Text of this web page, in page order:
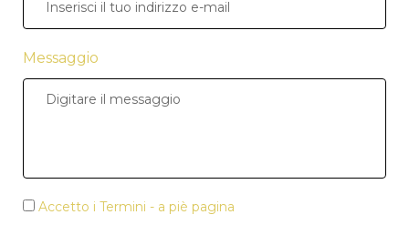
Messaggio
Accetto i Termini - a piè pagina